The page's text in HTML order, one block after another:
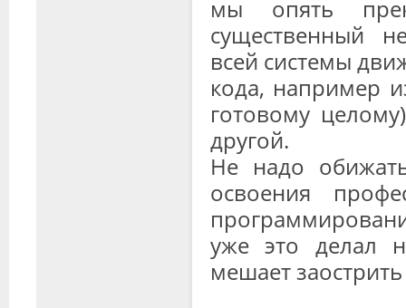
мы опять
существенный
всей системы
кода, например
готовому
другой.
Не надо
освоения
уже это делал
мешает